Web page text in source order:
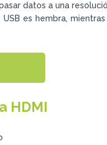
datos a una
es hembra,
HDMI